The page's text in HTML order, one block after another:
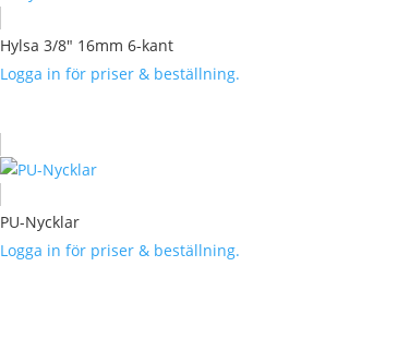
Hylsa 3/8″ 16mm 6-kant
Logga in för priser & beställning.
PU-Nycklar
Logga in för priser & beställning.